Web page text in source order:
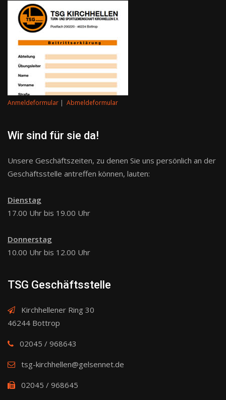
Anmeldeformular | Abmeldeformular
Wir sind für sie da!
Unsere Geschäftszeiten, zu denen Sie uns persönlich an der
Geschäftsstelle antreffen können, lauten:
Dienstag
17.00 Uhr bis 19.00 Uhr
Donnerstag
10.00 Uhr bis 12.00 Uhr
TSG Geschäftsstelle
Kirchhellener Ring 30
46244 Bottrop
02045 / 968643
tsg-kirchhellen@gelsennet.de
02045 / 968645